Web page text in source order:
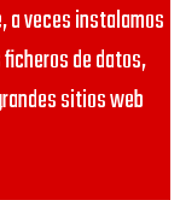
a veces instalamos
de datos,
sitios web